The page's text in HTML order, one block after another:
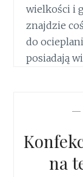
wielkości i
znajdzie
do
posiadają
—
na